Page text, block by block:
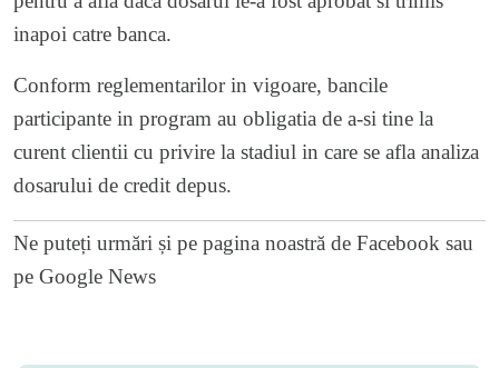
inapoi catre banca.
Conform reglementarilor in vigoare, bancile
participante in program au obligatia de a-si tine la
curent clientii cu privire la stadiul in care se afla analiza
dosarului de credit depus.
Ne puteți urmări și pe pagina noastră de Facebook sau
pe Google News